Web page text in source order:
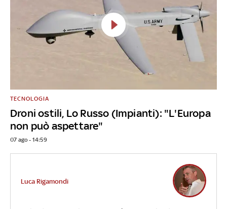
Droni ostili, Lo Russo (Impianti): "L'Europa
non può aspettare"
TECNOLOGIA
07 ago - 14:59
Luca Rigamondi